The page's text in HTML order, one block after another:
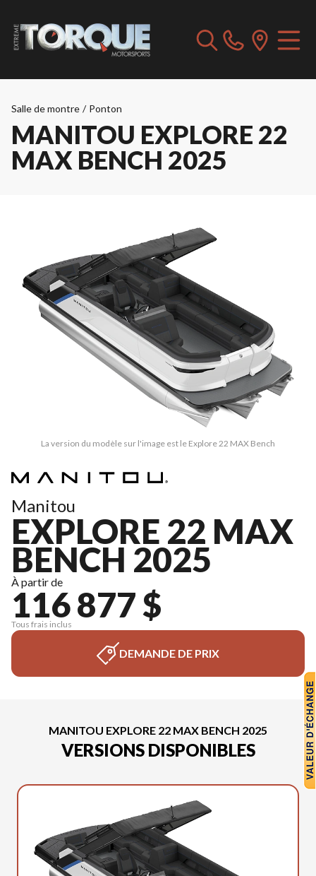
Salle de montre / Ponton
MANITOU EXPLORE 22
MAX BENCH 2025
La version du modèle sur l'image est le Explore 22 MAX Bench
Manitou
EXPLORE 22 MAX
BENCH 2025
À partir de
116 877 $
Tous frais inclus
DEMANDE DE PRIX
MANITOU EXPLORE 22 MAX BENCH 2025
VERSIONS DISPONIBLES